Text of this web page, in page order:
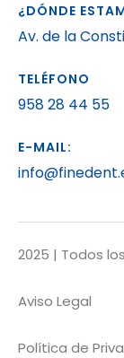
¿DÓNDE
Av. de la
TELÉFONO
958 28 44 55
E-MAIL:
2025 | Todos
Aviso Legal
Política de